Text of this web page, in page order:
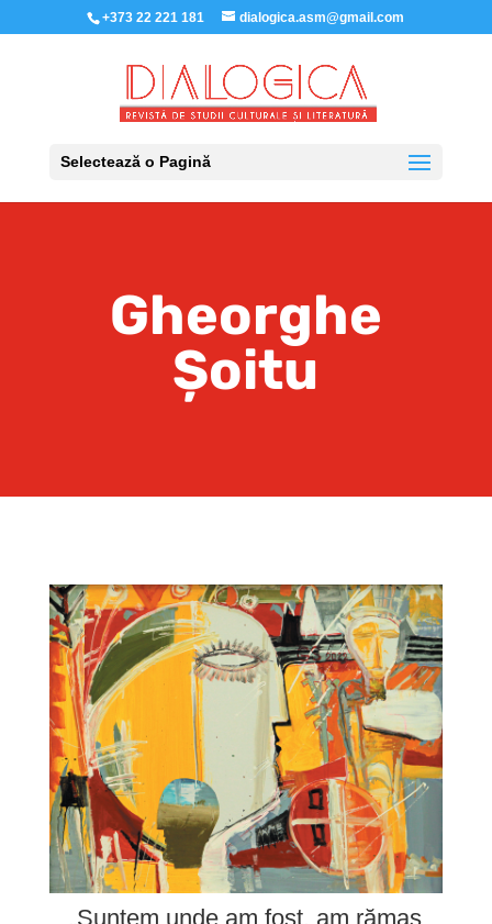
+373 22 221 181 dialogica.asm@gmail.com
Selectează o Pagină
Gheorghe
Șoitu
„Suntem unde am fost, am rămas